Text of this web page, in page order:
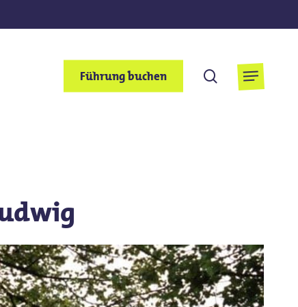
Führung buchen suchen
Menu